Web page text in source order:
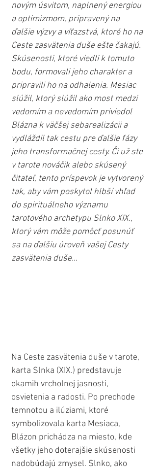
novým úsvitom, naplnený energiou
a optimizmom, pripravený na
ďalšie výzvy a víťazstvá, ktoré ho na
Ceste zasvätenia duše ešte čakajú.
Skúsenosti, ktoré viedli k tomuto
bodu, formovali jeho charakter a
pripravili ho na odhalenia. Mesiac
slúžil, ktorý slúžil ako most medzi
vedomím a nevedomím priviedol
Blázna k väčšej sebarealizácii a
vydláždil tak cestu pre ďalšie fázy
jeho transformačnej cesty. Či už ste
v tarote nováčik alebo skúsený
čitateľ, tento príspevok je vytvorený
tak, aby vám poskytol hlbší vhľad
do spirituálneho významu
tarotového archetypu Slnko XIX.,
ktorý vám môže pomôcť posunúť
sa na ďalšiu úroveň vašej Cesty
zasvätenia duše...
Na Ceste zasvätenia duše v tarote,
karta Slnka (XIX.) predstavuje
okamih vrcholnej jasnosti,
osvietenia a radosti. Po prechode
temnotou a ilúziami, ktoré
symbolizovala karta Mesiaca,
Blázon prichádza na miesto, kde
všetky jeho doterajšie skúsenosti
nadobúdajú zmysel. Slnko, ako